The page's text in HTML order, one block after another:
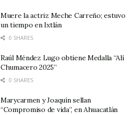
Muere la actriz Meche Carreño; estuvo
un tiempo en Ixtlán
0 SHARES
Raúl Méndez Lugo obtiene Medalla “Alí
Chumacero 2025”
0 SHARES
Marycarmen y Joaquín sellan
“Compromiso de vida”, en Ahuacatlán